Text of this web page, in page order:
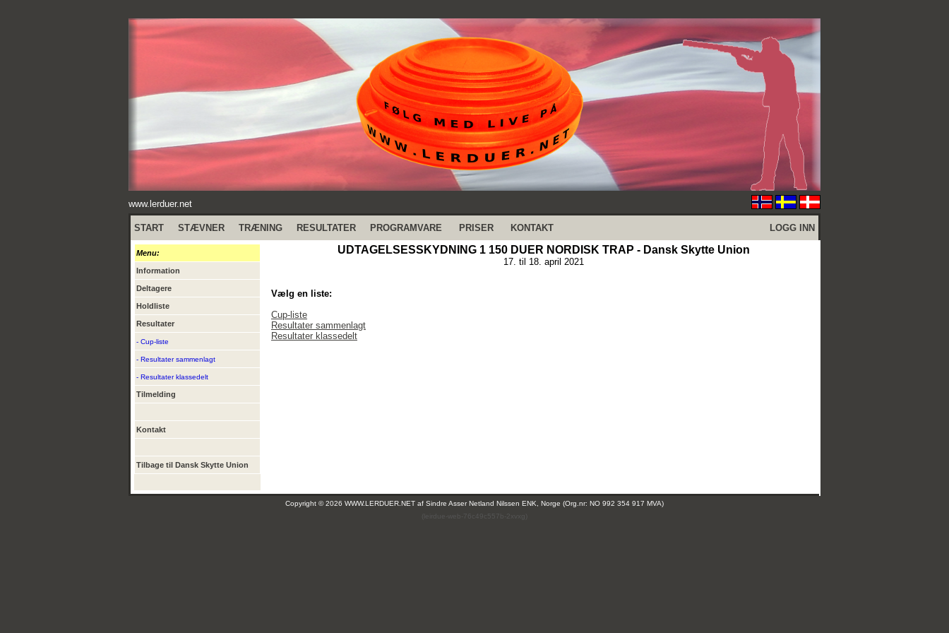
www.lerduer.net
START STÆVNER TRÆNING RESULTATER PROGRAMVARE PRISER KONTAKT LOGG INN
Menu:
Information
Deltagere
Holdliste
Resultater
- Cup-liste
- Resultater sammenlagt
- Resultater klassedelt
Tilmelding
Kontakt
Tilbage til Dansk Skytte Union
UDTAGELSESSKYDNING 1 150 DUER NORDISK TRAP - Dansk Skytte Union
17. til 18. april 2021
Vælg en liste:
Cup-liste
Resultater sammenlagt
Resultater klassedelt
Copyright © 2026 WWW.LERDUER.NET af Sindre Asser Netland Nilssen ENK, Norge (Org.nr: NO 992 354 917 MVA)
(leirdue-web-76c49c557b-2xvxg)